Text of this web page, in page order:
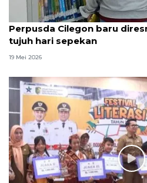
Perpusda Cilegon baru
tujuh hari sepekan
19 Mei 2026